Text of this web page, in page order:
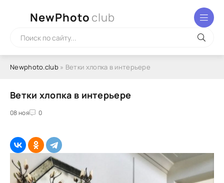
NewPhoto club
Newphoto.club» Ветки хлопка в интерьере
Ветки хлопка в интерьере
08 ноя 0